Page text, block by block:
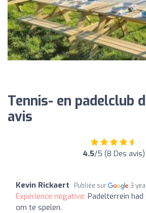
Tennis- en padelclub
avis
4.5/5 (8 Des avis)
Kevin Rickaert Publiée sur 3
Expérience négative: Padelterrein
om te spelen.